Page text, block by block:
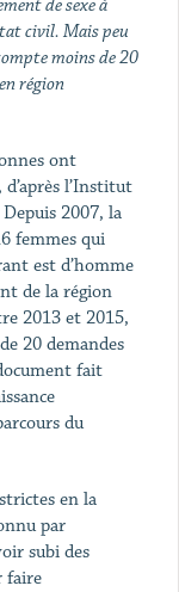
de sexe à
civil. Mais peu
moins de 20
région
ont
l’Institut
2007, la
femmes qui
est d’homme
de la région
2013 et 2015,
20 demandes
fait
du
en la
par
subi des
faire